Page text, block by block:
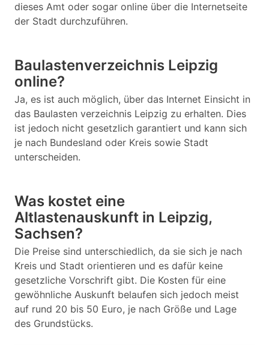
dieses Amt oder sogar online über die Internetseite
der Stadt durchzuführen.
Baulastenverzeichnis Leipzig
online?
Ja, es ist auch möglich, über das Internet Einsicht in
das Baulasten verzeichnis Leipzig zu erhalten. Dies
ist jedoch nicht gesetzlich garantiert und kann sich
je nach Bundesland oder Kreis sowie Stadt
unterscheiden.
Was kostet eine
Altlastenauskunft in Leipzig,
Sachsen?
Die Preise sind unterschiedlich, da sie sich je nach
Kreis und Stadt orientieren und es dafür keine
gesetzliche Vorschrift gibt. Die Kosten für eine
gewöhnliche Auskunft belaufen sich jedoch meist
auf rund 20 bis 50 Euro, je nach Größe und Lage
des Grundstücks.